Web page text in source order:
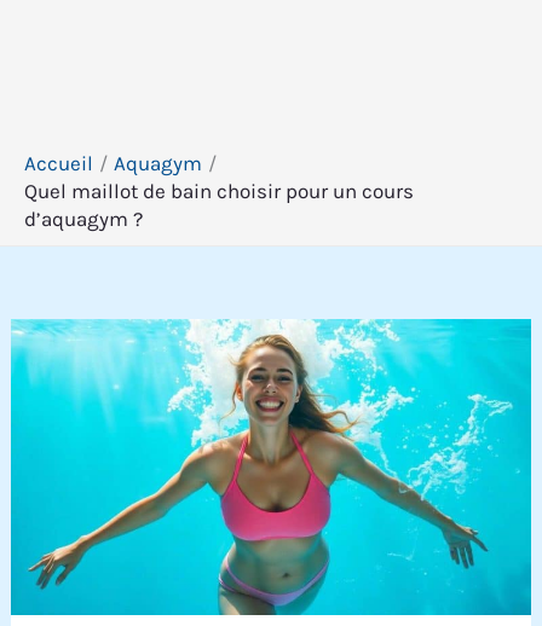
Accueil
Aquagym
Quel maillot de bain choisir pour un cours
d’aquagym ?